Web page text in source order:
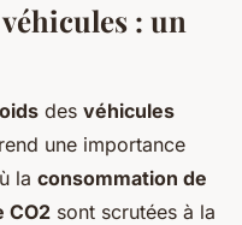
: un
des véhicules
une importance
la consommation de
CO2 sont scrutées à la